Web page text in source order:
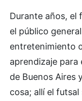
Durante años, el
el público
entretenimiento
aprendizaje para
de Buenos Aires
cosa; allí el